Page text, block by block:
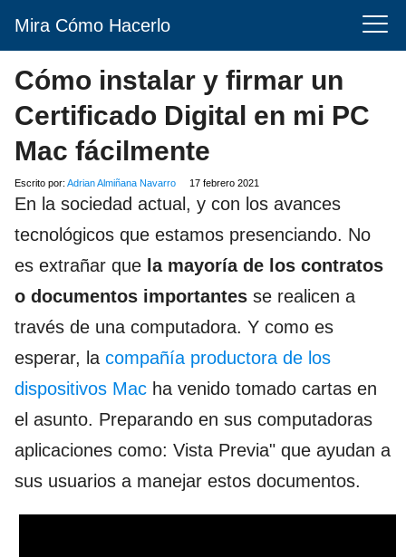
Mira Cómo Hacerlo
Cómo instalar y firmar un
Certificado Digital en mi PC
Mac fácilmente
Escrito por: Adrian Almiñana Navarro 17 febrero 2021
En la sociedad actual, y con los avances
tecnológicos que estamos presenciando. No
es extrañar que la mayoría de los contratos
o documentos importantes se realicen a
través de una computadora. Y como es
esperar, la compañía productora de los
dispositivos Mac ha venido tomado cartas en
el asunto. Preparando en sus computadoras
aplicaciones como: Vista Previa" que ayudan a
sus usuarios a manejar estos documentos.